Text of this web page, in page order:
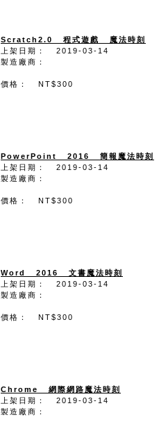
Scratch2.0 程式遊戲 魔法時刻
上架日期： 2019-03-14
製造廠商：
價格： NT$300
PowerPoint 2016 簡報魔法時刻
上架日期： 2019-03-14
製造廠商：
價格： NT$300
Word 2016 文書魔法時刻
上架日期： 2019-03-14
製造廠商：
價格： NT$300
Chrome 網際網路魔法時刻
上架日期： 2019-03-14
製造廠商：